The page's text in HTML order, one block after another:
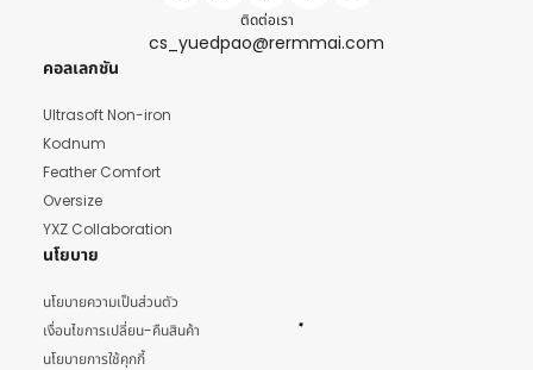
ติดต่อเรา
cs_yuedpao@rermmai.com
คอลเลกชัน
Ultrasoft Non-iron
Kodnum
Feather Comfort
Oversize
YXZ Collaboration
นโยบาย
นโยบายความเป็นส่วนตัว
เงื่อนไขการเปลี่ยน-คืนสินค้า
นโยบายการใช้คุกกี้